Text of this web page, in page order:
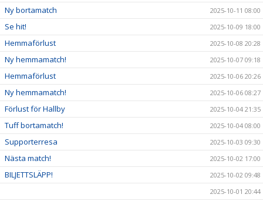
Ny bortamatch 2025-10-11 08:00
Se hit! 2025-10-09 18:00
Hemmaförlust 2025-10-08 20:28
Ny hemmamatch! 2025-10-07 09:18
Hemmaförlust 2025-10-06 20:26
Ny hemmamatch! 2025-10-06 08:27
Förlust för Hallby 2025-10-04 21:35
Tuff bortamatch! 2025-10-04 08:00
Supporterresa 2025-10-03 09:30
Nästa match! 2025-10-02 17:00
BILJETTSLÄPP!
2025-10-02 09:48
2025-10-01 20:44